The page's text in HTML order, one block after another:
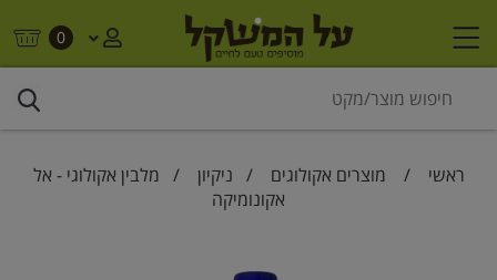
0
ראשי / מוצרים אקולוגים / ניקיון / מלבין אקולוגי - אל
אקונומיקה